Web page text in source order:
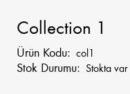
Collection 1
Ürün Kodu: col1
Stok Durumu: Stokta var